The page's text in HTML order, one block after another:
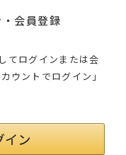
会員登録
てログインまたは会
ウントでログイン」